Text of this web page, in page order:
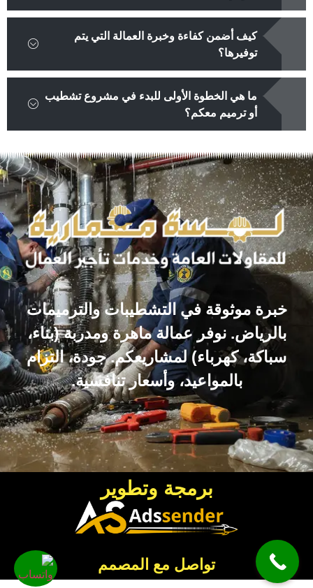
كيف أضمن كفاءة وخبرة العمالة التي يتم
توفيرها؟
ما هي الخطوة الأولى للبدء في مشروع تشطيب
أو ترميم معكم؟
خبرة موثوقة في التشطيبات والترميمات
بالرياض. نوفر عمالة ماهرة ومدربة (بناء،
سباكة، كهرباء) لمشاريعكم. جودة، التزام
بالمواعيد، وأسعار تنافسية.
برمجة وتطوير
تواصل مع المصمم